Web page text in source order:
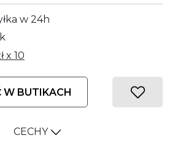
w 24h
x 10
W BUTIKACH
CECHY